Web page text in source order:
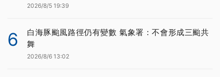
2026/8/5 19:39
6
白海豚颱風路徑仍有變數 氣象署：不會形成三颱共
舞
2026/8/6 13:02